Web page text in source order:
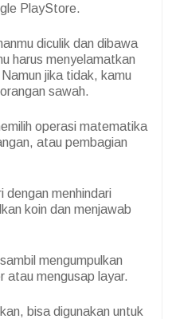
PlayStore.
diculik dan dibawa
harus menyelamatkan
jika tidak, kamu
sawah.
operasi matematika
atau pembagian
dengan menhindari
koin dan menjawab
mengumpulkan
atau mengusap layar.
bisa digunakan untuk